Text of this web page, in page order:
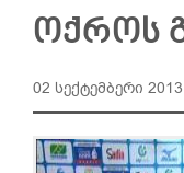
ოქროს
02 სექტემბერი 2013